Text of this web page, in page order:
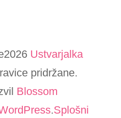
Ustvarjalka
pridržane.
Blossom
.Splošni